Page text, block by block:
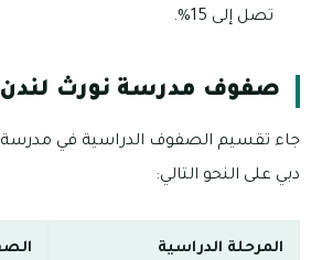
تصل إلى 15%.
صفوف مدرسة نورث لندن
جاء تقسيم الصفوف الدراسية في مدرسة
دبي على النحو التالي:
المرحلة الدراسية